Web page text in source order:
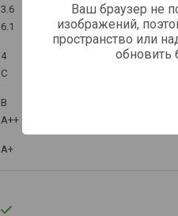
Ваш браузер не
изображений,
пространство или
обновить
3.6
6.1
4
C
B
A++
A+